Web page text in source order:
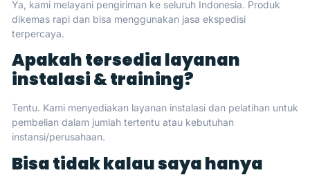
Ya, kami melayani pengiriman ke seluruh Indonesia. Produk
dikemas rapi dan bisa menggunakan jasa ekspedisi
terpercaya.
Apakah tersedia layanan
instalasi & training?
Tentu. Kami menyediakan layanan instalasi dan pelatihan untuk
pembelian dalam jumlah tertentu atau kebutuhan
instansi/perusahaan.
Bisa tidak kalau saya hanya